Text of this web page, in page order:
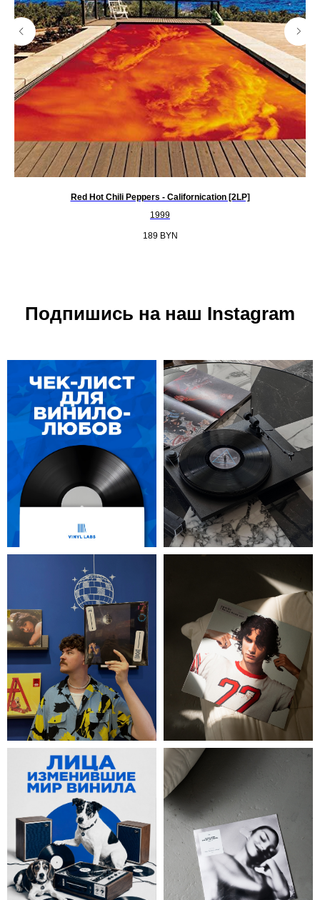
Red Hot Chili Peppers - Californication [2LP]
1999
189 BYN
Подпишись на наш Instagram